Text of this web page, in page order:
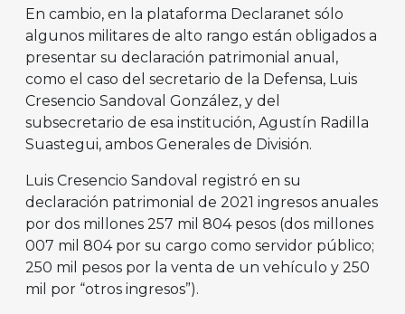
En cambio, en la plataforma Declaranet sólo
algunos militares de alto rango están obligados a
presentar su declaración patrimonial anual,
como el caso del secretario de la Defensa, Luis
Cresencio Sandoval González, y del
subsecretario de esa institución, Agustín Radilla
Suastegui, ambos Generales de División.
Luis Cresencio Sandoval registró en su
declaración patrimonial de 2021 ingresos anuales
por dos millones 257 mil 804 pesos (dos millones
007 mil 804 por su cargo como servidor público;
250 mil pesos por la venta de un vehículo y 250
mil por “otros ingresos”).